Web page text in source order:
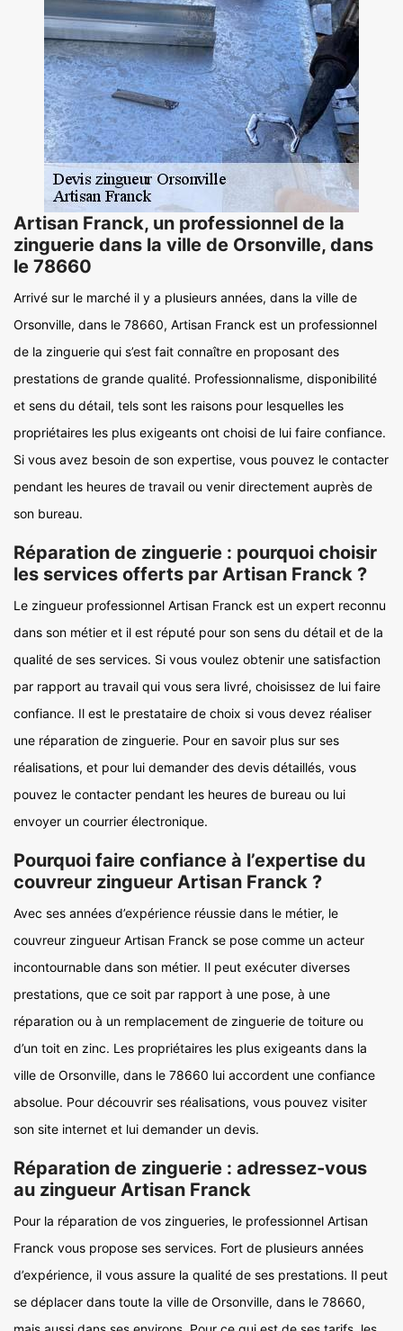
Artisan Franck, un professionnel de la
zinguerie dans la ville de Orsonville, dans
le 78660
Arrivé sur le marché il y a plusieurs années, dans la ville de
Orsonville, dans le 78660, Artisan Franck est un professionnel
de la zinguerie qui s’est fait connaître en proposant des
prestations de grande qualité. Professionnalisme, disponibilité
et sens du détail, tels sont les raisons pour lesquelles les
propriétaires les plus exigeants ont choisi de lui faire confiance.
Si vous avez besoin de son expertise, vous pouvez le contacter
pendant les heures de travail ou venir directement auprès de
son bureau.
Réparation de zinguerie : pourquoi choisir
les services offerts par Artisan Franck ?
Le zingueur professionnel Artisan Franck est un expert reconnu
dans son métier et il est réputé pour son sens du détail et de la
qualité de ses services. Si vous voulez obtenir une satisfaction
par rapport au travail qui vous sera livré, choisissez de lui faire
confiance. Il est le prestataire de choix si vous devez réaliser
une réparation de zinguerie. Pour en savoir plus sur ses
réalisations, et pour lui demander des devis détaillés, vous
pouvez le contacter pendant les heures de bureau ou lui
envoyer un courrier électronique.
Pourquoi faire confiance à l’expertise du
couvreur zingueur Artisan Franck ?
Avec ses années d’expérience réussie dans le métier, le
couvreur zingueur Artisan Franck se pose comme un acteur
incontournable dans son métier. Il peut exécuter diverses
prestations, que ce soit par rapport à une pose, à une
réparation ou à un remplacement de zinguerie de toiture ou
d’un toit en zinc. Les propriétaires les plus exigeants dans la
ville de Orsonville, dans le 78660 lui accordent une confiance
absolue. Pour découvrir ses réalisations, vous pouvez visiter
son site internet et lui demander un devis.
Réparation de zinguerie : adressez-vous
au zingueur Artisan Franck
Pour la réparation de vos zingueries, le professionnel Artisan
Franck vous propose ses services. Fort de plusieurs années
d’expérience, il vous assure la qualité de ses prestations. Il peut
se déplacer dans toute la ville de Orsonville, dans le 78660,